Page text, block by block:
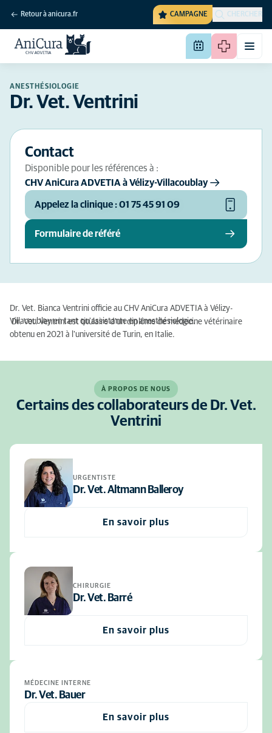
Retour à anicura.fr CAMPAGNE CHERCHER
ANESTHÉSIOLOGIE
Dr. Vet. Ventrini
Contact
Disponible pour les références à :
CHV AniCura ADVETIA à Vélizy-Villacoublay
Appelez la clinique : 01 75 45 91 09
Formulaire de référé
Dr. Vet. Bianca Ventrini officie au CHV AniCura ADVETIA à Vélizy-
Villacoublay en tant qu'assistante en anesthésiologie.
Dr. Vet. Ventrini est titulaire d'un diplôme de médecine vétérinaire
obtenu en 2021 à l'université de Turin, en Italie.
À PROPOS DE NOUS
Certains des collaborateurs de Dr. Vet.
Ventrini
URGENTISTE
Dr. Vet. Altmann Balleroy
En savoir plus
CHIRURGIE
Dr. Vet. Barré
En savoir plus
MÉDECINE INTERNE
Dr. Vet. Bauer
En savoir plus